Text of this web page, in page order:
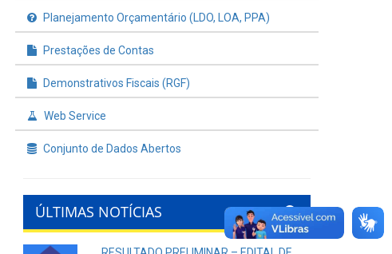
Planejamento Orçamentário (LDO, LOA, PPA)
Prestações de Contas
Demonstrativos Fiscais (RGF)
Web Service
Conjunto de Dados Abertos
ÚLTIMAS NOTÍCIAS